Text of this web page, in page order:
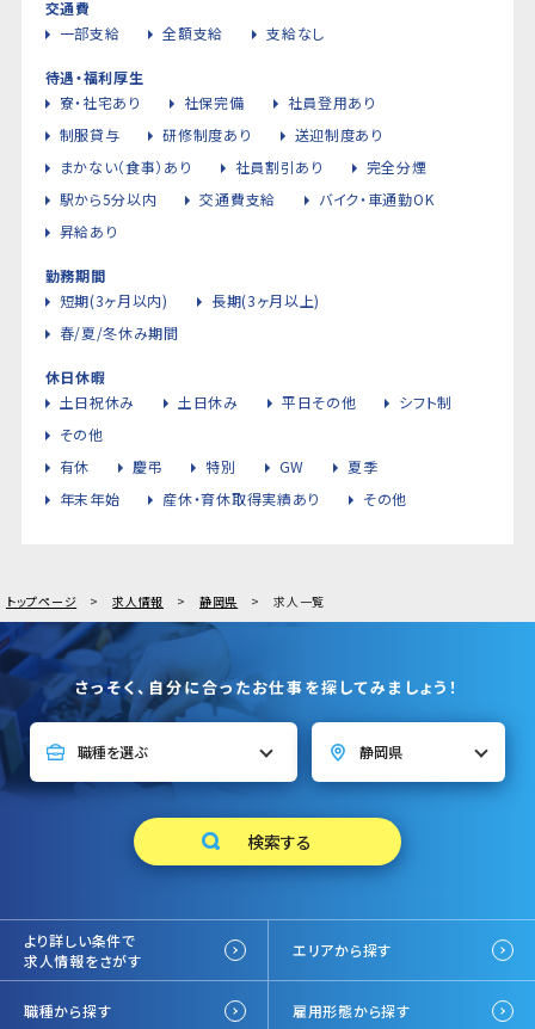
交通費
一部支給
全額支給 支給なし
待遇・福利厚生
寮・社宅あり
社保完備
社員登用あり
制服貸与
研修制度あり
送迎制度あり
まかない（食事）あり
社員割引あり
完全分煙
駅から5分以内
交通費支給
バイク・車通勤OK
昇給あり
勤務期間
短期(3ヶ月以内)
長期(3ヶ月以上)
春/夏/冬休み期間
休日休暇
土日祝休み
土日休み 平日その他
シフト制
その他
有休
慶弔 特別 GW
夏季
年末年始
産休・育休取得実績あり その他
トップページ 求人情報 静岡県 求人一覧
さっそく、自分に合ったお仕事を探してみましょう！
より詳しい条件で
求人情報をさがす
エリアから探す
職種から探す 雇用形態から探す